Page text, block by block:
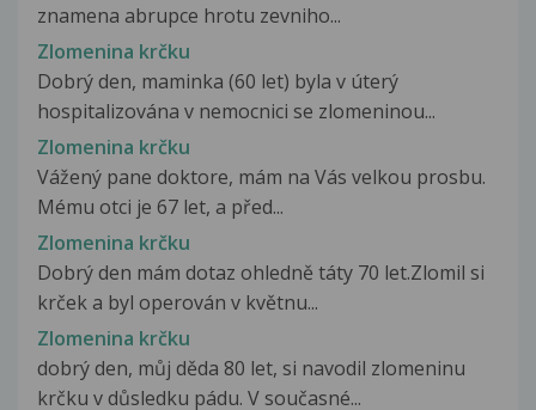
znamena abrupce hrotu zevniho...
Zlomenina krčku
Dobrý den, maminka (60 let) byla v úterý
hospitalizována v nemocnici se zlomeninou...
Zlomenina krčku
Vážený pane doktore, mám na Vás velkou prosbu.
Mému otci je 67 let, a před...
Zlomenina krčku
Dobrý den mám dotaz ohledně táty 70 let.Zlomil si
krček a byl operován v květnu...
Zlomenina krčku
dobrý den, můj děda 80 let, si navodil zlomeninu
krčku v důsledku pádu. V současné...